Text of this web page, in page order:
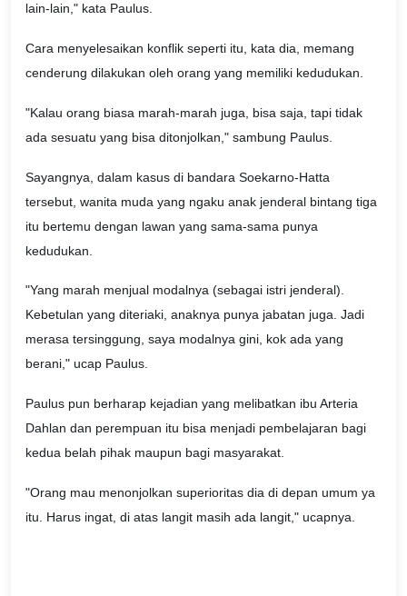
lain-lain," kata Paulus.
Cara menyelesaikan konflik seperti itu, kata dia, memang
cenderung dilakukan oleh orang yang memiliki kedudukan.
"Kalau orang biasa marah-marah juga, bisa saja, tapi tidak
ada sesuatu yang bisa ditonjolkan," sambung Paulus.
Sayangnya, dalam kasus di bandara Soekarno-Hatta
tersebut, wanita muda yang ngaku anak jenderal bintang tiga
itu bertemu dengan lawan yang sama-sama punya
kedudukan.
"Yang marah menjual modalnya (sebagai istri jenderal).
Kebetulan yang diteriaki, anaknya punya jabatan juga. Jadi
merasa tersinggung, saya modalnya gini, kok ada yang
berani," ucap Paulus.
Paulus pun berharap kejadian yang melibatkan ibu Arteria
Dahlan dan perempuan itu bisa menjadi pembelajaran bagi
kedua belah pihak maupun bagi masyarakat.
"Orang mau menonjolkan superioritas dia di depan umum ya
itu. Harus ingat, di atas langit masih ada langit," ucapnya.